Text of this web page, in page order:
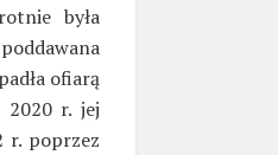
była
ofiarą
2020 r. jej
r. poprzez